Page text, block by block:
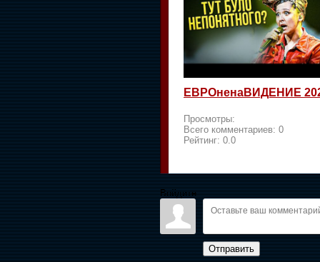
ЕВРОненаВИДЕНИЕ
Просмотры:
Всего комментариев: 0
Рейтинг: 0.0
Войдите:
Отправить